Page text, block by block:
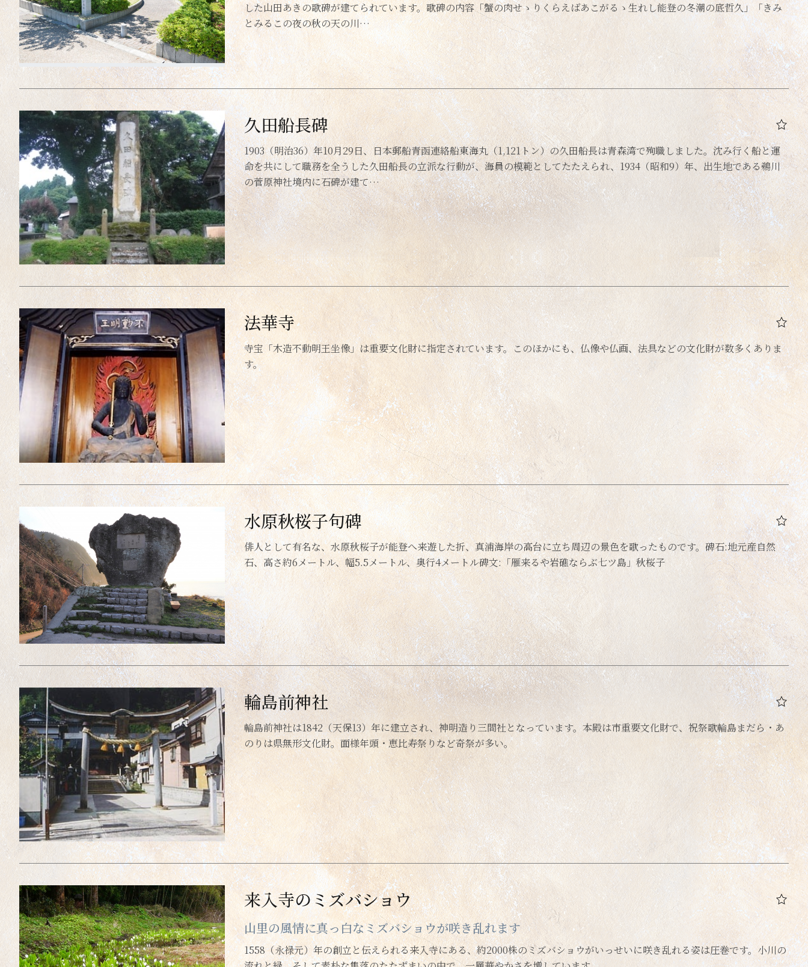
した山田あきの歌碑が建てられています。歌碑の内容「蟹の肉せゝりくらえばあこがるゝ生れし能登の冬潮の底哲久」「きみ
とみるこの夜の秋の天の川…
久田船長碑
1903（明治36）年10月29日、日本郵船青函連絡船東海丸（1,121トン）の久田船長は青森湾で殉職しました。沈み行く船と運
命を共にして職務を全うした久田船長の立派な行動が、海員の模範としてたたえられ、1934（昭和9）年、出生地である鵜川
の菅原神社境内に石碑が建て…
法華寺
寺宝「木造不動明王坐像」は重要文化財に指定されています。このほかにも、仏像や仏画、法具などの文化財が数多くありま
す。
水原秋桜子句碑
俳人として有名な、水原秋桜子が能登へ来遊した折、真浦海岸の高台に立ち周辺の景色を歌ったものです。碑石:地元産自然
石、高さ約6メートル、幅5.5メートル、奥行4メートル碑文:「雁来るや岩礁ならぶ七ツ島」秋桜子
輪島前神社
輪島前神社は1842（天保13）年に建立され、神明造り三間社となっています。本殿は市重要文化財で、祝祭歌輪島まだら・あ
のりは県無形文化財。面様年頭・恵比寿祭りなど奇祭が多い。
来入寺のミズバショウ
山里の風情に真っ白なミズバショウが咲き乱れます
1558（永禄元）年の創立と伝えられる来入寺にある、約2000株のミズバショウがいっせいに咲き乱れる姿は圧巻です。小川の